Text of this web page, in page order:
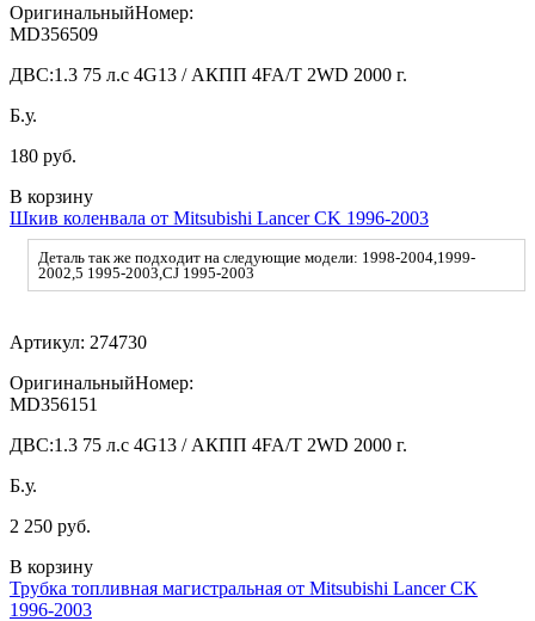
ОригинальныйНомер:
MD356509
ДВС:1.3 75 л.с 4G13 / АКПП 4FA/T 2WD 2000 г.
Б.у.
180 руб.
В корзину
Шкив коленвала от Mitsubishi Lancer CK 1996-2003
Деталь так же подходит на следующие модели: 1998-2004,1999-
2002,5 1995-2003,CJ 1995-2003
Артикул: 274730
ОригинальныйНомер:
MD356151
ДВС:1.3 75 л.с 4G13 / АКПП 4FA/T 2WD 2000 г.
Б.у.
2 250 руб.
В корзину
Трубка топливная магистральная от Mitsubishi Lancer CK
1996-2003